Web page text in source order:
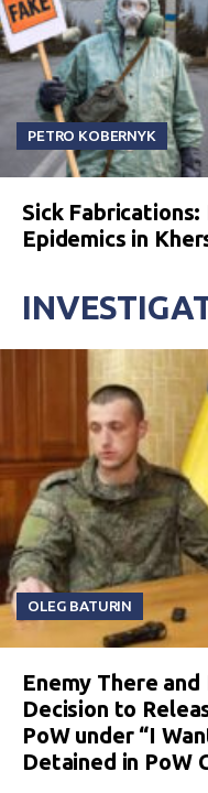
PETRO KOBERNYK
Sick Fabrications:
Epidemics in
OLEG BATURIN
Enemy There
Decision to
PoW under “I
Detained in PoW